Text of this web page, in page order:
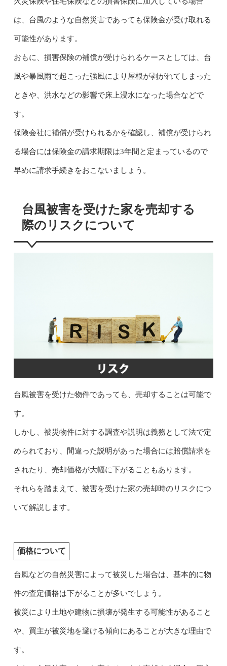
は、台風のような自然災害であっても保険金が受け取れる
可能性があります。
おもに、損害保険の補償が受けられるケースとしては、台
風や暴風雨で起こった強風により屋根が剥がれてしまった
ときや、洪水などの影響で床上浸水になった場合などで
す。
保険会社に補償が受けられるかを確認し、補償が受けられ
る場合には保険金の請求期限は3年間と定まっているので
早めに請求手続きをおこないましょう。
台風被害を受けた家を売却する
際のリスクについて
台風被害を受けた物件であっても、売却することは可能で
す。
しかし、被災物件に対する調査や説明は義務として法で定
められており、間違った説明があった場合には賠償請求を
されたり、売却価格が大幅に下がることもあります。
それらを踏まえて、被害を受けた家の売却時のリスクにつ
いて解説します。
価格について
台風などの自然災害によって被災した場合は、基本的に物
件の査定価格は下がることが多いでしょう。
被災により土地や建物に損壊が発生する可能性があること
や、買主が被災地を避ける傾向にあることが大きな理由で
す。